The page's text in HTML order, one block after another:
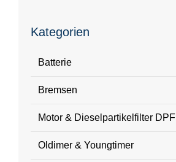
Kategorien
Batterie
Bremsen
Motor & Dieselpartikelfilter DPF
Oldimer & Youngtimer